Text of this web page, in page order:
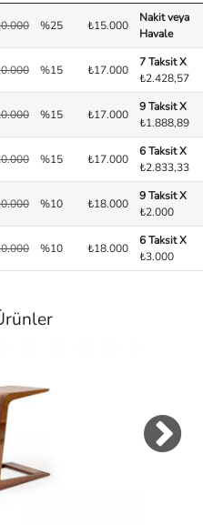
%25 ₺15.000
Nakit veya
Havale
%15 ₺17.000
7 Taksit X
₺2.428,57
%15 ₺17.000
9 Taksit X
₺1.888,89
%15 ₺17.000
6 Taksit X
₺2.833,33
%10 ₺18.000
9 Taksit X
₺2.000
%10 ₺18.000
6 Taksit X
₺3.000